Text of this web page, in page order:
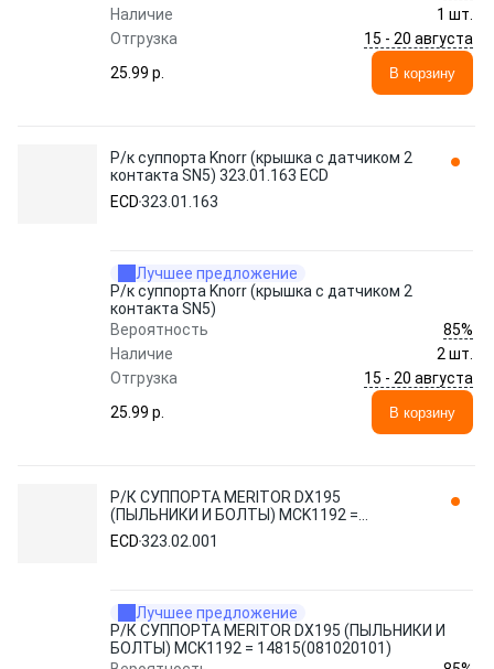
Наличие
1 шт.
Отгрузка
15 - 20 августа
25.99 p.
В корзину
Р/к суппорта Knorr (крышка с датчиком 2
контакта SN5) 323.01.163 ECD
ECD323.01.163
Лучшее предложение
Р/к суппорта Knorr (крышка с датчиком 2
контакта SN5)
Вероятность
85%
Наличие
2 шт.
Отгрузка
15 - 20 августа
25.99 p.
В корзину
Р/К СУППОРТА MERITOR DX195
(ПЫЛЬНИКИ И БОЛТЫ) MCK1192 =
14815(081020101) 323.02.001 ECD
ECD323.02.001
Лучшее предложение
Р/К СУППОРТА MERITOR DX195 (ПЫЛЬНИКИ И
БОЛТЫ) MCK1192 = 14815(081020101)